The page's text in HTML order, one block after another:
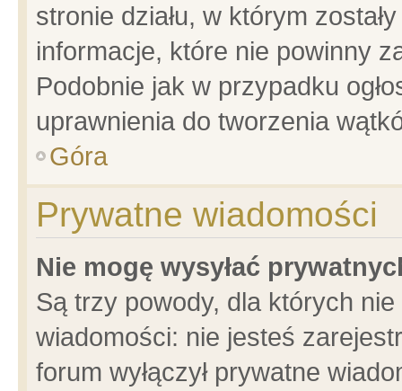
stronie działu, w którym
informacje, które nie powinny
Podobnie jak w przypadku
uprawnienia do tworzenia
Góra
Prywatne wiadomości
Nie mogę wysyłać
Są trzy powody, dla których
wiadomości: nie jesteś
forum wyłączył prywatne